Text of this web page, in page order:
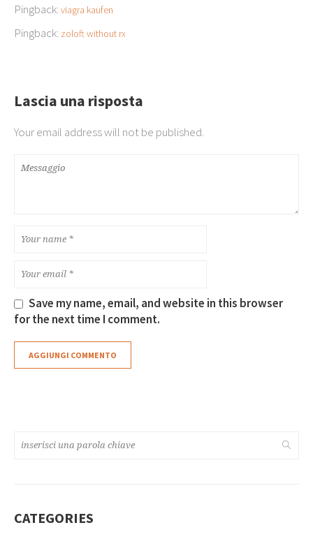
Pingback: viagra kaufen
Pingback: zoloft without rx
Lascia una risposta
Your email address will not be published.
Save my name, email, and website in this browser
for the next time I comment.
CATEGORIES